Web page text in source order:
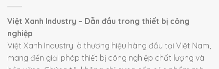
Việt Xanh Industry – Dẫn đầu trong thiết bị công
nghiệp
Việt Xanh Industry là thương hiệu hàng đầu tại Việt Nam,
mang đến giải pháp thiết bị công nghiệp chất lượng và